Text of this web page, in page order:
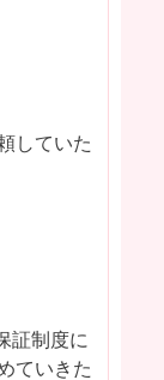
していた
証制度に
ていきた